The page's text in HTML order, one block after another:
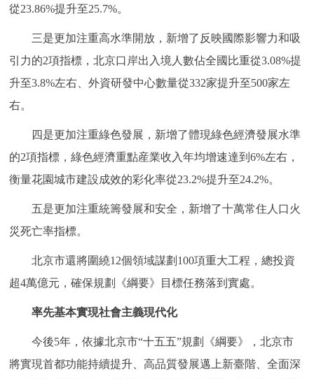
DEUTSCH FRANÇAIS РУССКИЙ ЯЗЫК
ESPAÑOL العربية PORTUGUÊS
回到頂部
從23.86%提升至25.7%。
三是更加注重高水準開放，新增了反映國際影響力和吸
引力的2項指標，北京口岸出入境人數佔全國比重從3.08%提
升至3.8%左右、外資研發中心數量從332家提升至500家左
右。
四是更加注重綠色發展，新增了體現綠色經濟發展水準
的2項指標，綠色經濟重點産業收入年均增速達到6%左右，
衡量花園城市建設成效的彩化率從23.2%提升至24.2%。
五是更加注重統籌發展和安全，新增了十萬常住人口火
災死亡率指標。
北京市還將圍繞12個領域謀劃100項重大工程，總投資
超4萬億元，確保規劃《綱要》目標任務落到實處。
率先基本實現社會主義現代化
今後5年，依據北京市“十五五”規劃《綱要》，北京市
將實現首都功能持續提升、高品質發展邁上新臺階、全面深